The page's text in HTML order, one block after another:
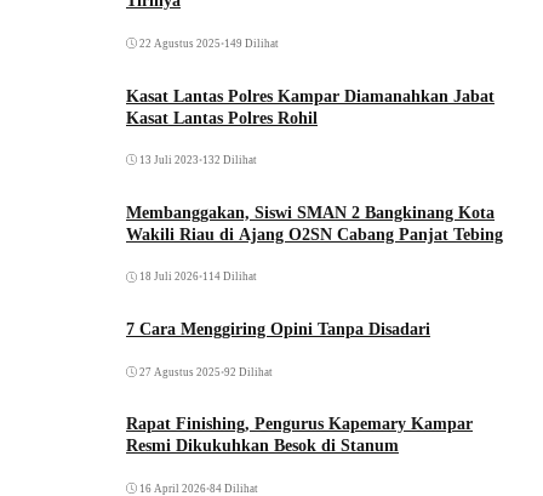
22 Agustus 2025 •149 Dilihat
Kasat Lantas Polres Kampar Diamanahkan Jabat
Kasat Lantas Polres Rohil
13 Juli 2023 •132 Dilihat
Membanggakan, Siswi SMAN 2 Bangkinang Kota
Wakili Riau di Ajang O2SN Cabang Panjat Tebing
18 Juli 2026•114 Dilihat
7 Cara Menggiring Opini Tanpa Disadari
27 Agustus 2025 •92 Dilihat
Rapat Finishing, Pengurus Kapemary Kampar
Resmi Dikukuhkan Besok di Stanum
16 April 2026•84 Dilihat